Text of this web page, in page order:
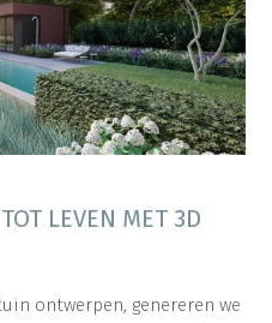
LEVEN MET 3D
ontwerpen, genereren we